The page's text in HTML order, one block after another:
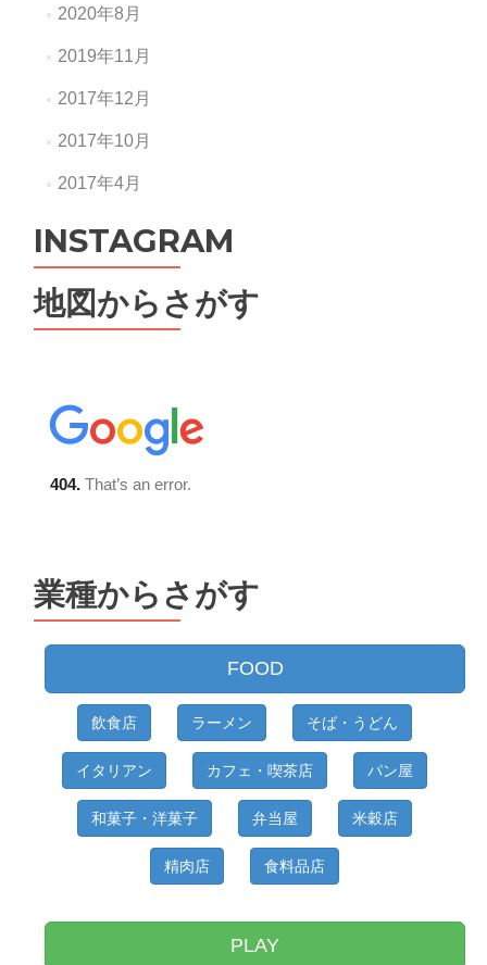
2020年8月
2019年11月
2017年12月
2017年10月
2017年4月
INSTAGRAM
地図からさがす
業種からさがす
FOOD
飲食店 ラーメン そば・うどん
イタリアン カフェ・喫茶店 パン屋
和菓子・洋菓子 弁当屋 米穀店
精肉店 食料品店
PLAY